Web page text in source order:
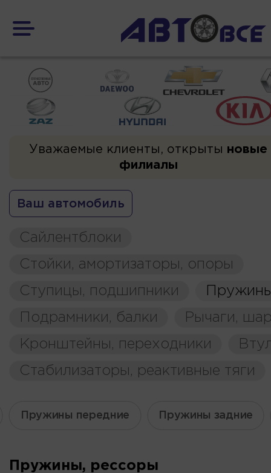
Уважаемые клиенты, открыты новые
филиалы
Ваш автомобиль
Сайлентблоки
Стойки, амортизаторы, опоры
Ступицы, подшипники
Подрамники, балки
Рычаги,
Кронштейны, переходники
Стабилизаторы, реактивные тяги
Пружины передние Пружины задние
Пружины, рессоры